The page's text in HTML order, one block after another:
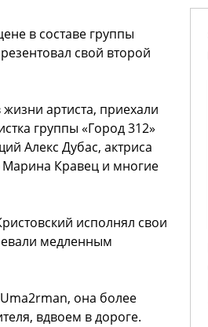
в составе группы
свой второй
артиста, приехали
группы «Город 312»
Алекс Дубас, актриса
Марина Кравец и многие
исполнял свои
медленным
Uma2rman, она более
вдвоем в дороге.